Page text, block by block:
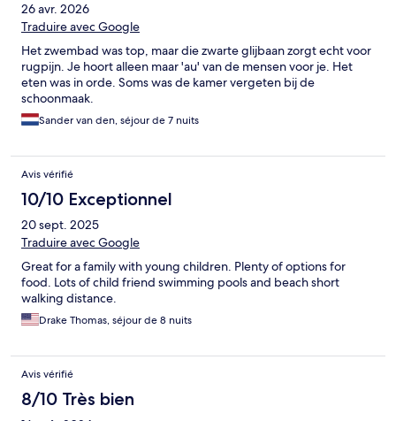
26 avr. 2026
Traduire avec Google
Het zwembad was top, maar die zwarte glijbaan zorgt echt voor
rugpijn. Je hoort alleen maar 'au' van de mensen voor je. Het
eten was in orde. Soms was de kamer vergeten bij de
schoonmaak.
Sander van den, séjour de 7 nuits
Avis vérifié
10/10 Exceptionnel
20 sept. 2025
Traduire avec Google
Great for a family with young children. Plenty of options for
food. Lots of child friend swimming pools and beach short
walking distance.
Drake Thomas, séjour de 8 nuits
Avis vérifié
8/10 Très bien